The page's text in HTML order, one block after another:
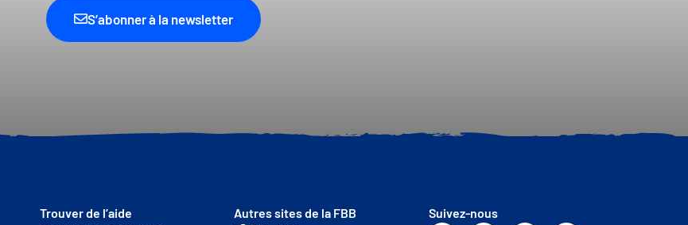
S’abonner à la newsletter
Trouver de l’aide Autres sites de la FBB Suivez-nous